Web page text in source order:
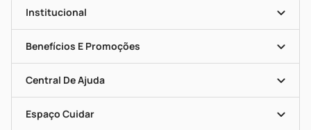
Institucional
História
Nossas Lojas
Mapa De Categorias
Blog Da PP
Seja Uma Loja Parceira
Benefícios E Promoções
Clube PP
Convênios
Programa Popular Do Brasil
Encarte De Ofertas
Dermaclub
Descontos De Laboratório (PBM)
Central De Ajuda
Entrega
Recompra Programada
Compras Com Receita
Espaço Cuidar